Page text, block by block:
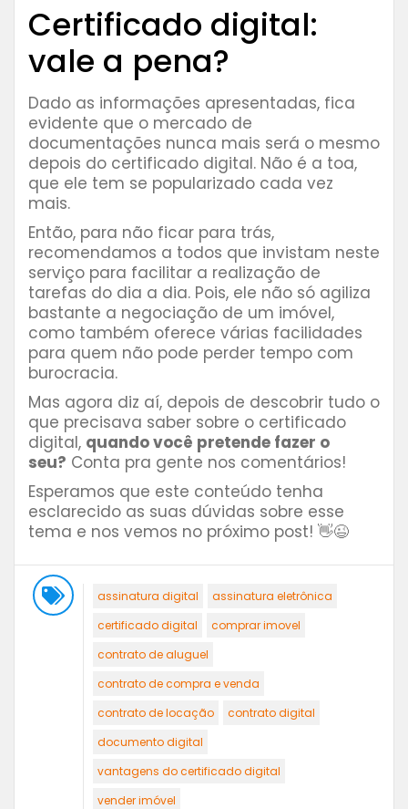
Certificado digital:
vale a pena?
Dado as informações apresentadas, fica
evidente que o mercado de
documentações nunca mais será o mesmo
depois do certificado digital. Não é a toa,
que ele tem se popularizado cada vez
mais.
Então, para não ficar para trás,
recomendamos a todos que invistam neste
serviço para facilitar a realização de
tarefas do dia a dia. Pois, ele não só agiliza
bastante a negociação de um imóvel,
como também oferece várias facilidades
para quem não pode perder tempo com
burocracia.
Mas agora diz aí, depois de descobrir tudo o
que precisava saber sobre o certificado
digital, quando você pretende fazer o
seu? Conta pra gente nos comentários!
Esperamos que este conteúdo tenha
esclarecido as suas dúvidas sobre esse
tema e nos vemos no próximo post! 👋😉
assinatura digital
assinatura eletrônica
certificado digital
comprar imovel
contrato de aluguel
contrato de compra e venda
contrato de locação
contrato digital
documento digital
vantagens do certificado digital
vender imóvel